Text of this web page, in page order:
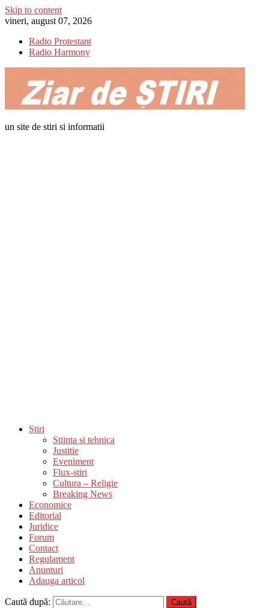
Skip to content
vineri, august 07, 2026
Radio Protestant
Radio Harmony
un site de stiri si informatii
Stiri
Stiinta si tehnica
Justitie
Eveniment
Flux-stiri
Cultura – Religie
Breaking News
Economice
Editorial
Juridice
Forum
Contact
Regulament
Anunturi
Adauga articol
Caută după: